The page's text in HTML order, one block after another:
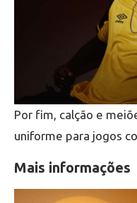
Por fim, calção e
uniforme para jogos
Mais informações